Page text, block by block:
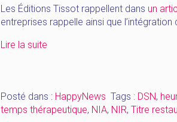
Les Éditions Tissot rappellent dans un
entreprises rappelle ainsi que
Lire la suite
jour
de
Posté dans : HappyNews Tags : DSN,
temps thérapeutique, NIA, NIR, Titre